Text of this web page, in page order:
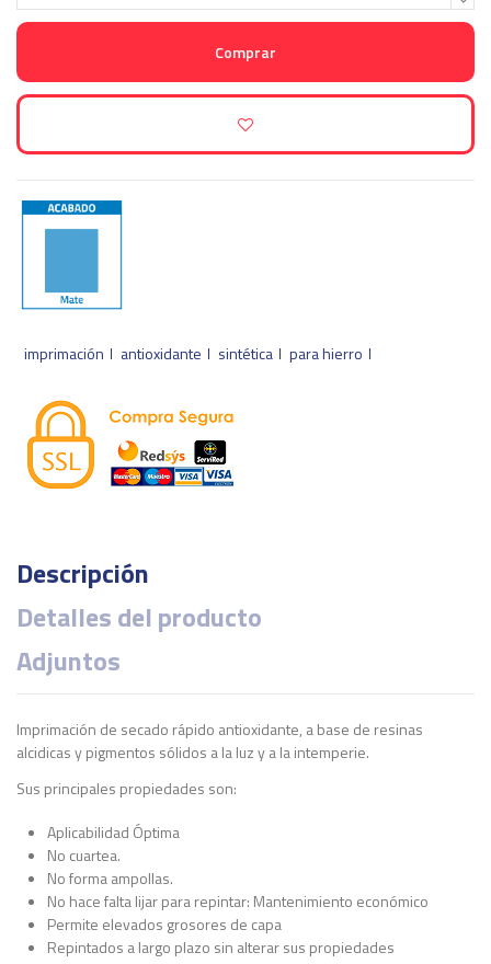
Comprar
imprimación antioxidante sintética para hierro
Descripción
Detalles del producto
Adjuntos
Imprimación de secado rápido antioxidante, a base de resinas
alcidicas y pigmentos sólidos a la luz y a la intemperie.
Sus principales propiedades son:
Aplicabilidad Óptima
No cuartea.
No forma ampollas.
No hace falta lijar para repintar: Mantenimiento económico
Permite elevados grosores de capa
Repintados a largo plazo sin alterar sus propiedades